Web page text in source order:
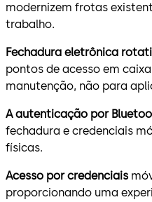
modernizem frotas
trabalho.
Fechadura eletrônica
pontos de acesso em
manutenção, não para
A autenticação por
fechadura e credenciais
físicas.
Acesso por credenciais
proporcionando uma